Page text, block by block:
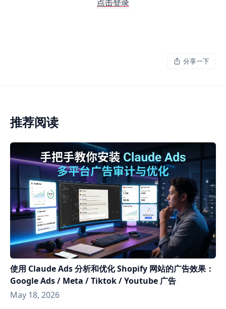
点击登录
分享一下
推荐阅读
使用 Claude Ads 分析和优化 Shopify 网站的广告效果：
Google Ads / Meta / Tiktok / Youtube 广告
May 18, 2026